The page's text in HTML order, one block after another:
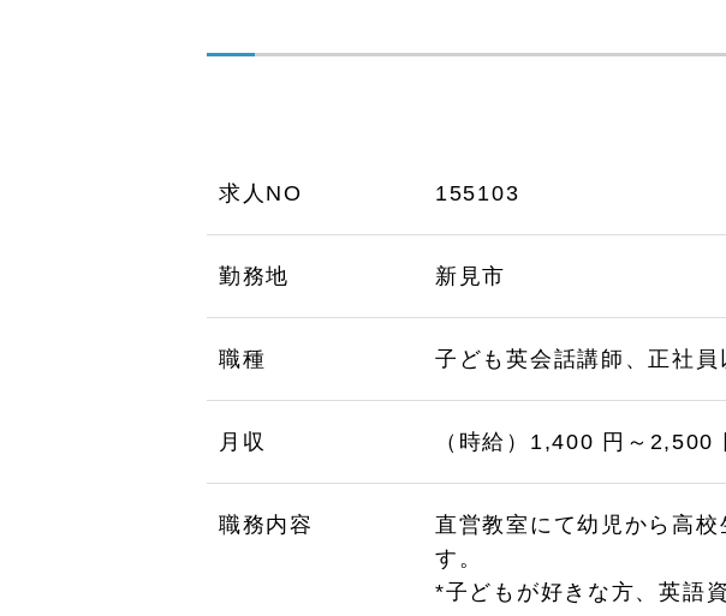
求人NO 155103
勤務地 新見市
職種 子ども英会話講師、正社
月収 （時給）1,400 円～2,500
職務内容
直営教室にて幼児から高
す。
*子どもが好きな方、英語